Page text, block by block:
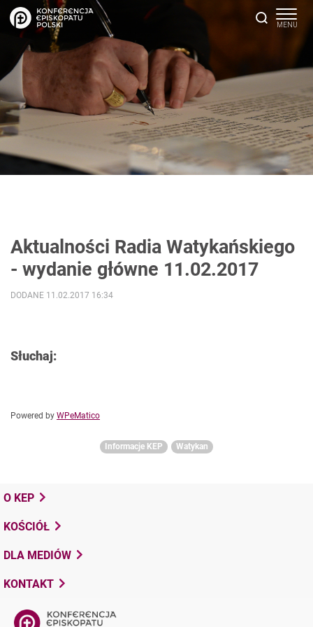
Aktualności Radia Watykańskiego
- wydanie główne 11.02.2017
Słuchaj:
DODANE 11.02.2017 16:34
Powered by WPeMatico
Informacje KEP Watykan
O KEP
KOŚCIÓŁ
DLA MEDIÓW
KONTAKT